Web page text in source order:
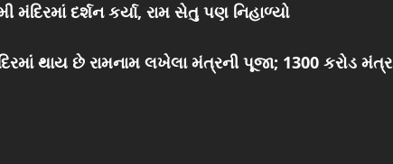
મંદિરમાં દર્શન કર્યા, રામ સેતુ પણ નિહાળ્યો
થાય છે રામનામ લખેલા મંત્રની પૂજા; 1300 કરોડ મંત્ર